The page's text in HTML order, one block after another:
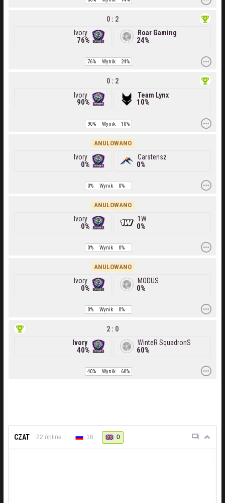
Ivory
76%
0 : 2
24%
Roar Gaming
76% Wynik 24%
Ivory
90%
0 : 2
10%
Team Lynx
90% Wynik 10%
Ivory
0%
ANULOWANO
0%
Carstensz
0% Wynik 0%
Ivory
0%
ANULOWANO
0%
1W
0% Wynik 0%
Ivory
0%
ANULOWANO
0%
MODUS
0% Wynik 0%
Ivory
40%
2 : 0
60%
WinteR SquadronS
40% Wynik 60%
CZAT 22 online 16 0